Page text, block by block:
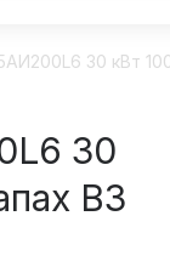
30 кВт
30
В3